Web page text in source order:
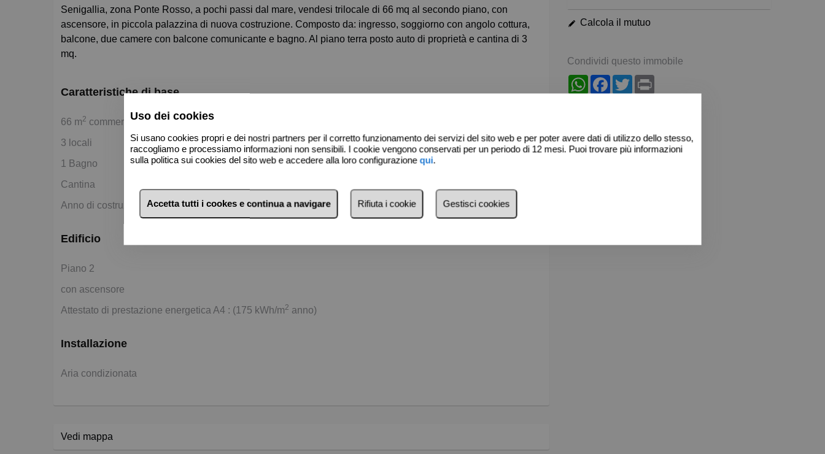
Senigallia, zona Ponte Rosso, a pochi passi dal mare, vendesi trilocale di 66 mq al secondo piano, con
ascensore, in piccola palazzina di nuova costruzione. Composto da: ingresso, soggiorno con angolo cottura,
balcone, due camere con balcone comunicante e bagno. Al piano terra posto auto di proprietà e cantina di 3
mq.
Caratteristiche di base
66 m2 commerciali
3 locali
1 Bagno
Cantina
Anno di costruzione 2025
Edificio
Piano 2
con ascensore
Attestato di prestazione energetica A4 : (175 kWh/m2 anno)
Installazione
Aria condizionata
Calcola il mutuo
Condividi questo immobile
WhatsAppFacebook
Twitter
Vedi mappa
Uso dei cookies
Si usano cookies propri e dei nostri partners per il corretto funzionamento dei servizi del sito web e per poter avere dati di utilizzo dello stesso,
raccogliamo e processiamo informazioni non sensibili. I cookie vengono conservati per un periodo di 12 mesi. Puoi trovare più informazioni
sulla politica sui cookies del sito web e accedere alla loro configurazionequi.
Accetta tutti i cookes e continua a navigare Rifiuta i cookie Gestisci cookies